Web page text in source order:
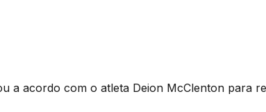
a acordo com o atleta Deion McClenton para